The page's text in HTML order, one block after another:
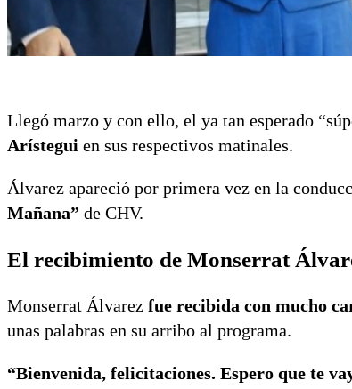
Llegó marzo y con ello, el ya tan esperado
Arístegui en sus respectivos matinales.
Álvarez apareció por primera vez en la
Mañana” de CHV.
El recibimiento de Monserrat
Monserrat Álvarez fue recibida con mucho
unas palabras en su arribo al programa.
“Bienvenida, felicitaciones. Espero que te